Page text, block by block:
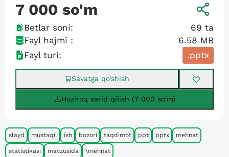
7 000 so'm
Betlar soni: 69 ta
Fayl hajmi :
6.58 MB
Fayl turi:
.pptx
Savatga qo’shish
Hoziroq xarid qilish (7 000 so'm)
slayd mustaqil ish bozori taqdimot ppt pptx mehnat
statistikasi mavzusida \mehnat